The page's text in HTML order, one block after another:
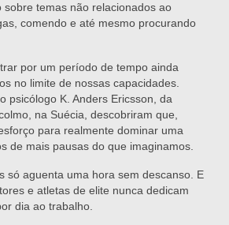
sobre temas não relacionados ao
comendo e até mesmo procurando
por um período de tempo ainda
no limite de nossas capacidades.
psicólogo K. Anders Ericsson, da
na Suécia, descobriram que,
para realmente dominar uma
de mais pausas do que imaginamos.
só aguenta uma hora sem descanso. E
e atletas de elite nunca dedicam
dia ao trabalho.